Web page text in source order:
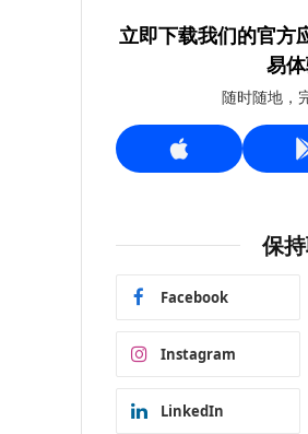
立即下载我们的官方
易体
随时随地，
保
Facebook
Instagram
LinkedIn